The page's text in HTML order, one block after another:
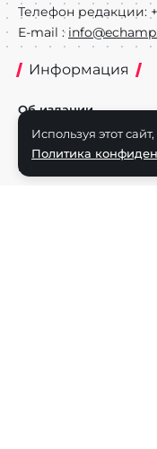
Телефон редакции:
E-mail :
Информация
Об издании
Реклама на портале
Политика
Используя этот
Политика